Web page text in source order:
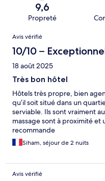
9,6
Propreté
Avis
Avis vérifié
10/10 –
18 août 2025
Très bon hôtel
Hôtels très propre, bien
qu’il soit situé dans un
serviable. Ils sont vraiment
massage sont à proximité et
recommande
Siham, séjour de 2 nuits
Avis vérifié